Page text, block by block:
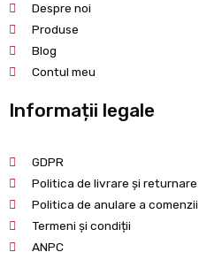
Despre noi
Produse
Blog
Contul meu
Informații legale
GDPR
Politica de livrare și returnare
Politica de anulare a comenzii
Termeni și condiții
ANPC